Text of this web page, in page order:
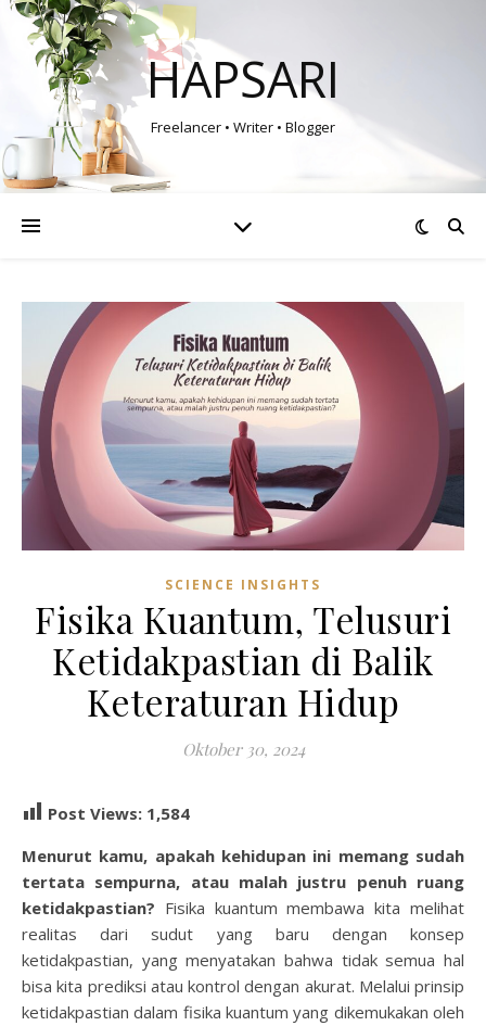
HAPSARI
Freelancer • Writer • Blogger
SCIENCE INSIGHTS
Fisika Kuantum, Telusuri
Ketidakpastian di Balik
Keteraturan Hidup
Oktober 30, 2024
Post Views: 1,584
Menurut kamu, apakah kehidupan ini memang sudah
tertata sempurna, atau malah justru penuh ruang
ketidakpastian? Fisika kuantum membawa kita melihat
realitas dari sudut yang baru dengan konsep
ketidakpastian, yang menyatakan bahwa tidak semua hal
bisa kita prediksi atau kontrol dengan akurat. Melalui prinsip
ketidakpastian dalam fisika kuantum yang dikemukakan oleh